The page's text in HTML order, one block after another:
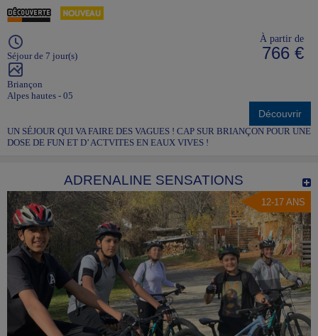
Séjour de 7 jour(s)
Briançon
Alpes hautes - 05
À partir de
766 €
Découvrir
UN SÉJOUR QUI VA FAIRE DES VAGUES ! CAP SUR BRIANÇON POUR UNE
DOSE DE FUN ET D’ ACTVITES EN EAUX VIVES !
ADRENALINE SENSATIONS
12-17 ANS